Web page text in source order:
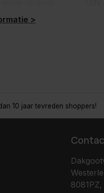
>
10 jaar tevreden shoppers!